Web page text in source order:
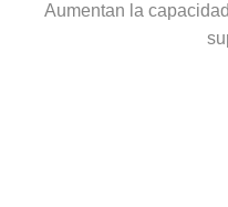
Aumentan la